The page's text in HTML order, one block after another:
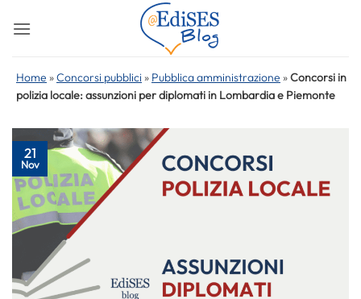
Home »Concorsi pubblici » Pubblica amministrazione »Concorsi in
polizia locale: assunzioni per diplomati in Lombardia e Piemonte
21
Nov